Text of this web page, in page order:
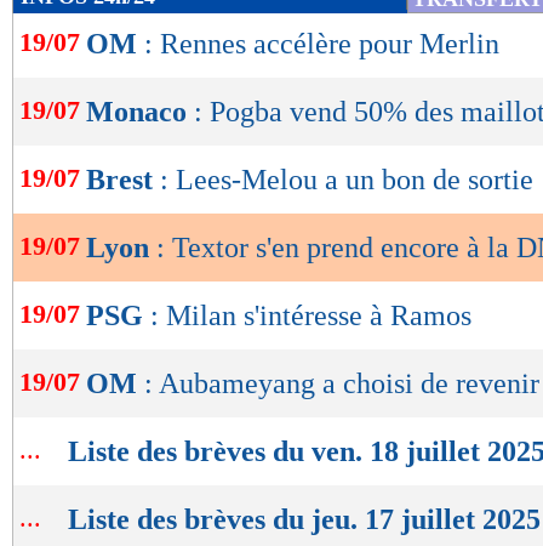
de
lecture
OK
19/07 OM : Rennes accélère pour Merlin
19/07 Monaco : Pogba vend 50% des
19/07 Brest : Lees-Melou a un bon de sortie
19/07 Lyon : Textor s'en prend encore à la
19/07 PSG : Milan s'intéresse à Ramos
19/07 OM : Aubameyang a choisi de
... Liste des brèves du ven. 18 juillet
... Liste des brèves du jeu. 17 juillet 2025